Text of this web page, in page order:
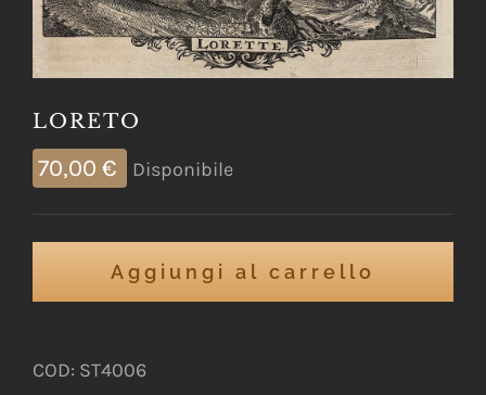
LORETO
70,00 € Disponibile
Aggiungi al carrello
COD: ST4006